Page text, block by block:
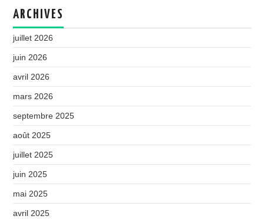
ARCHIVES
juillet 2026
juin 2026
avril 2026
mars 2026
septembre 2025
août 2025
juillet 2025
juin 2025
mai 2025
avril 2025